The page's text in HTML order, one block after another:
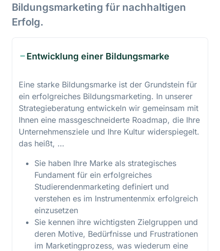
Bildungsmarketing für nachhaltigen
Erfolg.
Entwicklung einer Bildungsmarke
Eine starke Bildungsmarke ist der Grundstein für
ein erfolgreiches Bildungsmarketing. In unserer
Strategieberatung entwickeln wir gemeinsam mit
Ihnen eine massgeschneiderte Roadmap, die Ihre
Unternehmensziele und Ihre Kultur widerspiegelt.
das heißt, …
Sie haben Ihre Marke als strategisches
Fundament für ein erfolgreiches
Studierendenmarketing definiert und
verstehen es im Instrumentenmix erfolgreich
einzusetzen
Sie kennen ihre wichtigsten Zielgruppen und
deren Motive, Bedürfnisse und Frustrationen
im Marketingprozess, was wiederum eine